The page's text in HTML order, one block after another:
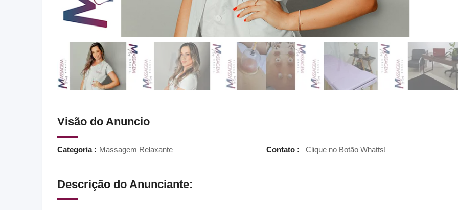
Visão do Anuncio
Categoria : Massagem Relaxante Contato : Clique no Botão Whatts!
Descrição do Anunciante: